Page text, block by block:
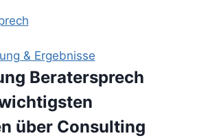
–
Aufgaben
schnell
priorisieren
& Ergebnisse
Beratersprech
über Consulting